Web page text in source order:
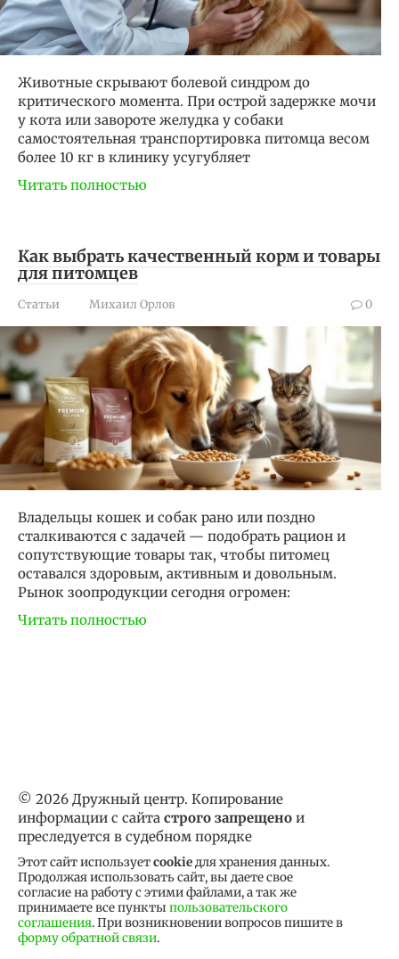
Животные скрывают болевой синдром до
критического момента. При острой задержке мочи
у кота или завороте желудка у собаки
самостоятельная транспортировка питомца весом
более 10 кг в клинику усугубляет
Читать полностью
Как выбрать качественный корм и товары
для питомцев
Статьи Михаил Орлов 0
Владельцы кошек и собак рано или поздно
сталкиваются с задачей — подобрать рацион и
сопутствующие товары так, чтобы питомец
оставался здоровым, активным и довольным.
Рынок зоопродукции сегодня огромен:
Читать полностью
© 2026 Дружный центр. Копирование
информации с сайта строго запрещено и
преследуется в судебном порядке
Этот сайт используетcookieдля хранения данных.
Продолжая использовать сайт, вы даете свое
согласие на работу с этими файлами, а так же
принимаете все пункты пользовательского
соглашения. При возникновении вопросов пишите в
форму обратной связи.